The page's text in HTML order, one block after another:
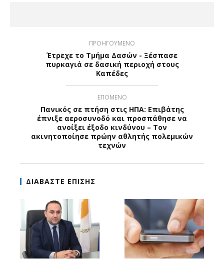
ΠΡΟΗΓΟΥΜΕΝΟ
Έτρεχε το Τμήμα Δασών - Ξέσπασε
πυρκαγιά σε δασική περιοχή στους
Καπέδες
ΕΠΟΜΕΝΟ
Πανικός σε πτήση στις ΗΠΑ: Επιβάτης
έπνιξε αεροσυνοδό και προσπάθησε να
ανοίξει έξοδο κινδύνου – Τον
ακινητοποίησε πρώην αθλητής πολεμικών
τεχνών
ΔΙΑΒΑΣΤΕ ΕΠΙΣΗΣ